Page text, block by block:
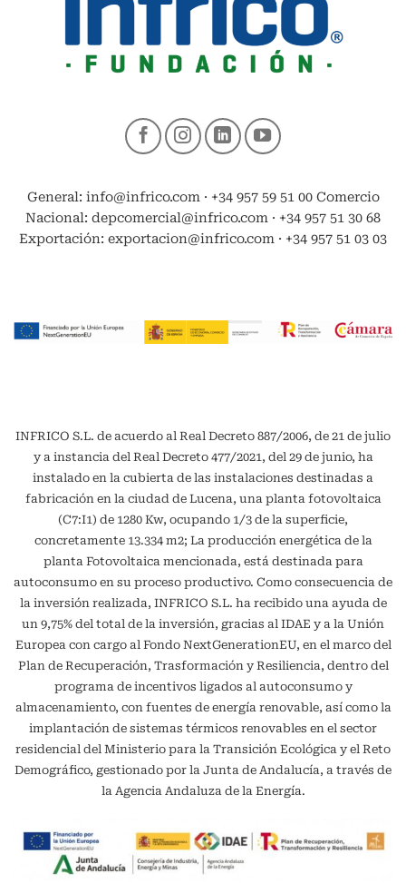
General: info@infrico.com · +34 957 59 51 00 Comercio
Nacional: depcomercial@infrico.com · +34 957 51 30 68
Exportación: exportacion@infrico.com · +34 957 51 03 03
INFRICO S.L. de acuerdo al Real Decreto 887/2006, de 21 de julio
y a instancia del Real Decreto 477/2021, del 29 de junio, ha
instalado en la cubierta de las instalaciones destinadas a
fabricación en la ciudad de Lucena, una planta fotovoltaica
(C7:I1) de 1280 Kw, ocupando 1/3 de la superficie,
concretamente 13.334 m2; La producción energética de la
planta Fotovoltaica mencionada, está destinada para
autoconsumo en su proceso productivo. Como consecuencia de
la inversión realizada, INFRICO S.L. ha recibido una ayuda de
un 9,75% del total de la inversión, gracias al IDAE y a la Unión
Europea con cargo al Fondo NextGenerationEU, en el marco del
Plan de Recuperación, Trasformación y Resiliencia, dentro del
programa de incentivos ligados al autoconsumo y
almacenamiento, con fuentes de energía renovable, así como la
implantación de sistemas térmicos renovables en el sector
residencial del Ministerio para la Transición Ecológica y el Reto
Demográfico, gestionado por la Junta de Andalucía, a través de
la Agencia Andaluza de la Energía.